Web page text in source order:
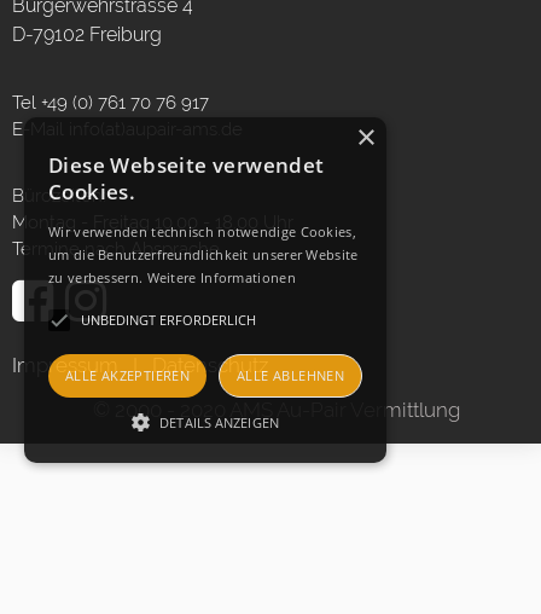
Bürgerwehrstrasse 4
D-79102 Freiburg
Tel +49 (0) 761 70 76 917
E-Mail
Bürozeiten:
Montag - Freitag 10.00 - 18.00 Uhr
Termine nach Absprache
Impressum I Datenschutz
© 2000 - 2020 AMS Au-Pair Vermittlung
×
Diese Webseite verwendet
Cookies.
Wir verwenden technisch notwendige Cookies,
um die Benutzerfreundlichkeit unserer Website
zu verbessern. Weitere Informationen
UNBEDINGT ERFORDERLICH
ALLE AKZEPTIEREN ALLE ABLEHNEN
DETAILS ANZEIGEN